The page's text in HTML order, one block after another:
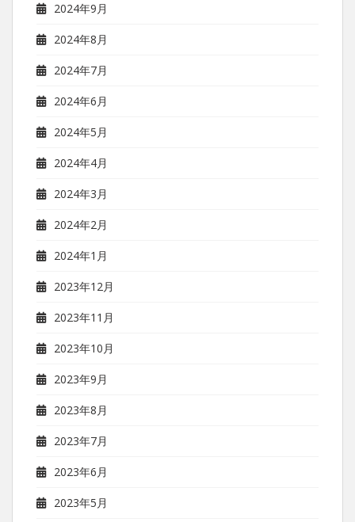
2024年9月
2024年8月
2024年7月
2024年6月
2024年5月
2024年4月
2024年3月
2024年2月
2024年1月
2023年12月
2023年11月
2023年10月
2023年9月
2023年8月
2023年7月
2023年6月
2023年5月